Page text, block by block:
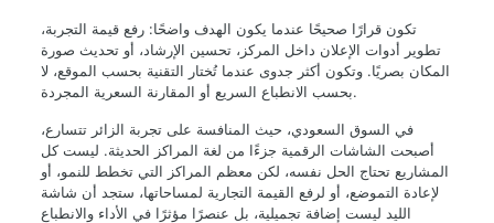
تكون قرارًا صحيحًا عندما يكون الهدف واضحًا: رفع قيمة التجربة،
تطوير أدوات الإعلان داخل المركز، تحسين الإرشاد، أو تحديث صورة
المكان بصريًا. وتكون أكثر جدوى عندما تُختار التقنية بحسب الموقع، لا
بحسب الانطباع السريع أو المقارنة السعرية المجردة.
في السوق السعودي، حيث المنافسة على تجربة الزائر تتسارع،
أصبحت الشاشات الرقمية جزءًا من لغة المراكز الحديثة. ليست كل
المشاريع تحتاج الحل نفسه، لكن معظم المراكز التي تخطط للنمو، أو
لإعادة التموضع، أو لرفع القيمة التجارية لمساحاتها، ستجد أن شاشة
الليد ليست إضافة تجميلية، بل عنصرًا مؤثرًا في الأداء والانطباع